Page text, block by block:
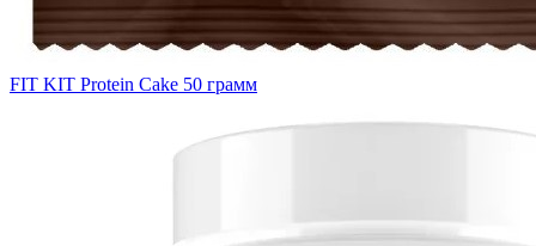
FIT KIT Protein Cake 50 грамм